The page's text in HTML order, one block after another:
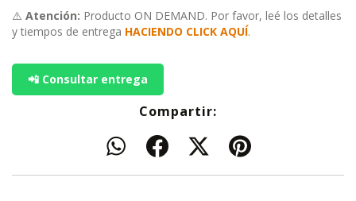
⚠️ Atención: Producto ON DEMAND. Por favor, leé los detalles
y tiempos de entrega HACIENDO CLICK AQUÍ.
📲 Consultar entrega
Compartir: